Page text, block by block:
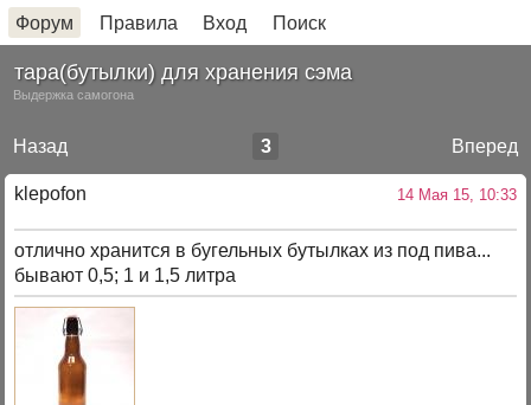
Форум Правила Вход Поиск
тара(бутылки) для хранения сэма
Выдержка самогона
Назад Вперед
3
klepofon 14 Мая 15, 10:33
отлично хранится в бугельных бутылках из под пива...
бывают 0,5; 1 и 1,5 литра